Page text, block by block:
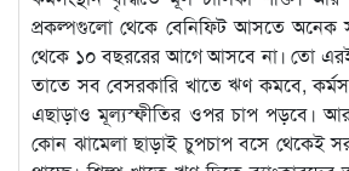
প্রকল্পগুলো থেকে বেনিফিট আসতে অনেক
থেকে ১০ বছররের আগে আসবে না। তো
তাতে সব বেসরকারি খাতে ঋণ কমবে,
এছাড়াও মূল্যস্ফীতির ওপর চাপ পড়বে। আর
কোন ঝামেলা ছাড়াই চুপচাপ বসে থেকেই